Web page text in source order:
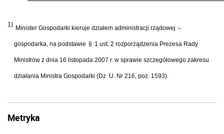
1) Minister Gospodarki kieruje działem administracji rządowej –
gospodarka, na podstawie § 1 ust. 2 rozporządzenia Prezesa Rady
Ministrów z dnia 16 listopada 2007 r. w sprawie szczegółowego zakresu
działania Ministra Gospodarki (Dz. U. Nr 216, poz. 1593).
Metryka